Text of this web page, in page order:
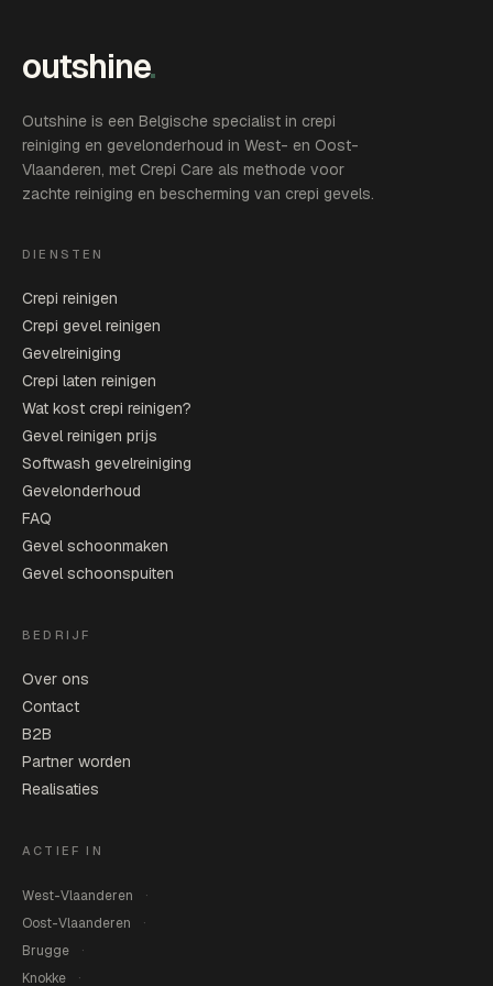
outshine.
Outshine is een Belgische specialist in crepi
reiniging en gevelonderhoud in West- en Oost-
Vlaanderen, met Crepi Care als methode voor
zachte reiniging en bescherming van crepi gevels.
DIENSTEN
Crepi reinigen
Crepi gevel reinigen
Gevelreiniging
Crepi laten reinigen
Wat kost crepi reinigen?
Gevel reinigen prijs
Softwash gevelreiniging
Gevelonderhoud
FAQ
Gevel schoonmaken
Gevel schoonspuiten
BEDRIJF
Over ons
Contact
B2B
Partner worden
Realisaties
ACTIEF IN
West-Vlaanderen
Oost-Vlaanderen
Brugge
Knokke